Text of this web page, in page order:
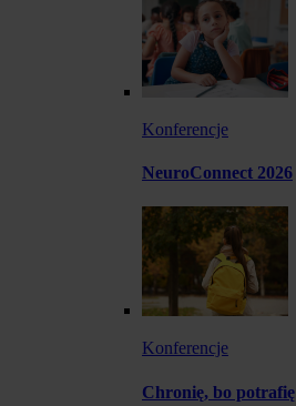
Konferencje
NeuroConnect 2026
Konferencje
Chronię, bo potrafię